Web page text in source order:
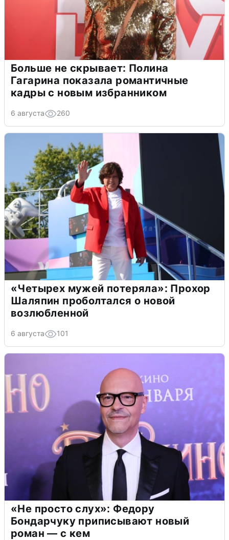
Больше не скрывает: Полина
Гагарина показала романтичные
кадры с новым избранником
6 августа 260
«Четырех мужей потеряла»: Прохор
Шаляпин проболтался о новой
возлюбленной
6 августа 101
«Не просто слух»: Федору
Бондарчуку приписывают новый
роман — с кем